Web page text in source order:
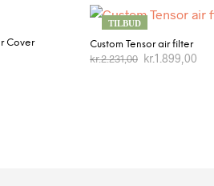
Cover
TILBUD
Custom Tensor air filter
kr.2.231,00 kr.1.899,00